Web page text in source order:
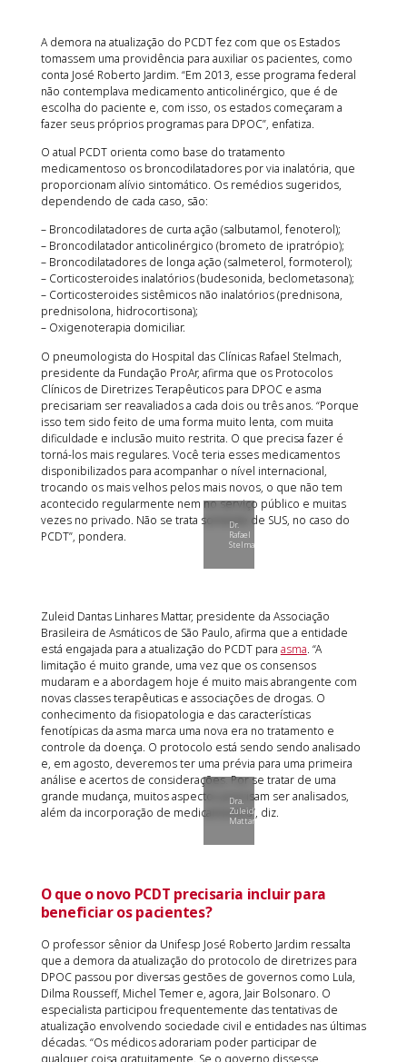
A demora na atualização do PCDT fez com que os Estados
tomassem uma providência para auxiliar os pacientes, como
conta José Roberto Jardim. “Em 2013, esse programa federal
não contemplava medicamento anticolinérgico, que é de
escolha do paciente e, com isso, os estados começaram a
fazer seus próprios programas para DPOC”, enfatiza.
O atual PCDT orienta como base do tratamento
medicamentoso os broncodilatadores por via inalatória, que
proporcionam alívio sintomático. Os remédios sugeridos,
dependendo de cada caso, são:
– Broncodilatadores de curta ação (salbutamol, fenoterol);
– Broncodilatador anticolinérgico (brometo de ipratrópio);
– Broncodilatadores de longa ação (salmeterol, formoterol);
– Corticosteroides inalatórios (budesonida, beclometasona);
– Corticosteroides sistêmicos não inalatórios (prednisona,
prednisolona, hidrocortisona);
– Oxigenoterapia domiciliar.
O pneumologista do Hospital das Clínicas Rafael Stelmach,
presidente da Fundação ProAr, afirma que os Protocolos
Clínicos de Diretrizes Terapêuticos para DPOC e asma
precisariam ser reavaliados a cada dois ou três anos. “Porque
isso tem sido feito de uma forma muito lenta, com muita
dificuldade e inclusão muito restrita. O que precisa fazer é
torná-los mais regulares. Você teria esses medicamentos
disponibilizados para acompanhar o nível internacional,
trocando os mais velhos pelos mais novos, o que não tem
acontecido regularmente nem no serviço público e muitas
vezes no privado. Não se trata somente de SUS, no caso do
PCDT”, pondera.
Dr.
Rafael
Stelmach
Zuleid Dantas Linhares Mattar, presidente da Associação
Brasileira de Asmáticos de São Paulo, afirma que a entidade
está engajada para a atualização do PCDT para asma. “A
limitação é muito grande, uma vez que os consensos
mudaram e a abordagem hoje é muito mais abrangente com
novas classes terapêuticas e associações de drogas. O
conhecimento da fisiopatologia e das características
fenotípicas da asma marca uma nova era no tratamento e
controle da doença. O protocolo está sendo sendo analisado
e, em agosto, deveremos ter uma prévia para uma primeira
análise e acertos de considerações. Por se tratar de uma
grande mudança, muitos aspectos precisam ser analisados,
além da incorporação de medicamentos”, diz.
Dra.
Zuleid
Mattar
O que o novo PCDT precisaria incluir para
beneficiar os pacientes?
O professor sênior da Unifesp José Roberto Jardim ressalta
que a demora da atualização do protocolo de diretrizes para
DPOC passou por diversas gestões de governos como Lula,
Dilma Rousseff, Michel Temer e, agora, Jair Bolsonaro. O
especialista participou frequentemente das tentativas de
atualização envolvendo sociedade civil e entidades nas últimas
décadas. “Os médicos adorariam poder participar de